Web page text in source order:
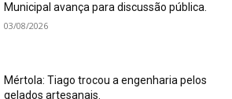
Municipal avança para discussão pública.
03/08/2026
Mértola: Tiago trocou a engenharia pelos
gelados artesanais.